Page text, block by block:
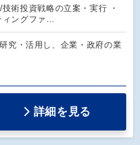
術投資戦略の立案・実行 ・
ィングファ…
究・活用し、企業・政府の業
詳細を見る